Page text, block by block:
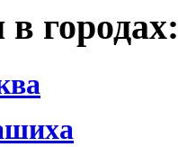
городах: